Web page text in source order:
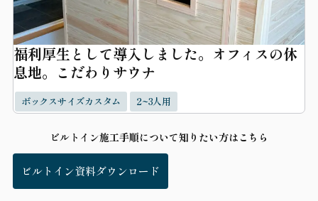
福利厚生として導入しました。オフィスの休
息地。こだわりサウナ
ボックスサイズカスタム 2~3人用
ビルトイン施工手順について知りたい方はこちら
ビルトイン資料ダウンロード